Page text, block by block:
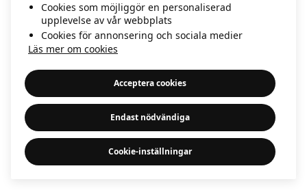
Cookies som möjliggör en personaliserad
upplevelse av vår webbplats
Cookies för annonsering och sociala medier
Läs mer om cookies
Acceptera cookies
Endast nödvändiga
Cookie-inställningar